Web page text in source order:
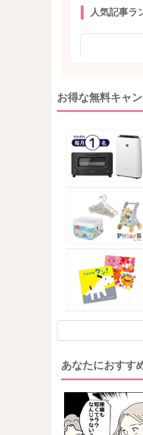
人気記事ラ
お得な無料キャ
あなたにおすす